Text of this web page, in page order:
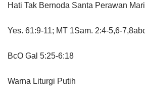
Hati Tak Bernoda Santa Perawan
Yes. 61:9-11; MT 1Sam. 2:4-5,6-
BcO Gal 5:25-6:18
Warna Liturgi Putih